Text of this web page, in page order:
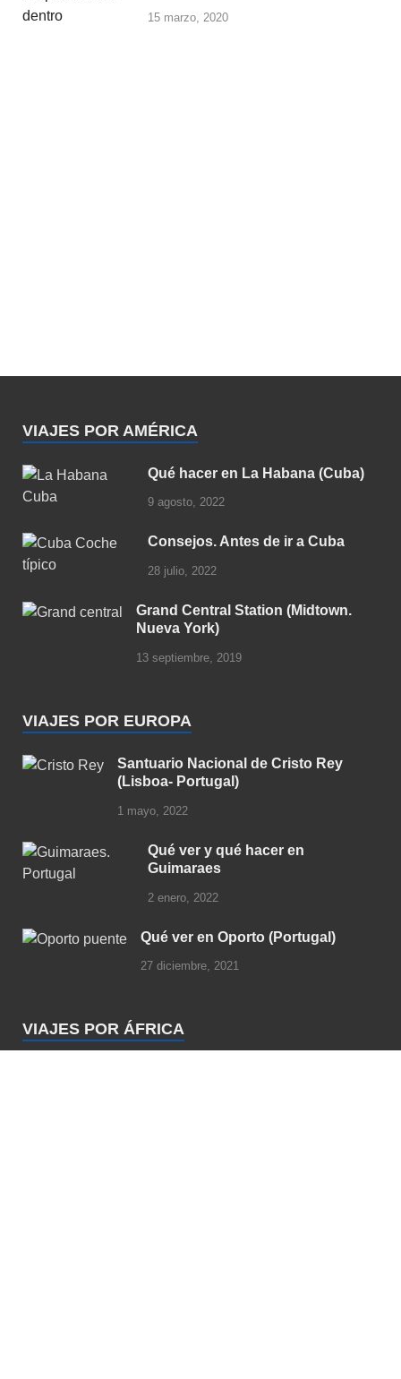
15 marzo, 2020
VIAJES POR AMÉRICA
Qué hacer en La Habana (Cuba)
9 agosto, 2022
Consejos. Antes de ir a Cuba
28 julio, 2022
Grand Central Station (Midtown.
Nueva York)
13 septiembre, 2019
VIAJES POR EUROPA
Santuario Nacional de Cristo Rey
(Lisboa- Portugal)
1 mayo, 2022
Qué ver y qué hacer en
Guimaraes
2 enero, 2022
Qué ver en Oporto (Portugal)
27 diciembre, 2021
VIAJES POR ÁFRICA